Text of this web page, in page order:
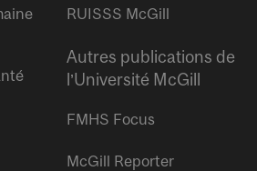
RUISSS McGill
Autres publications de
l’Université McGill
FMHS Focus
McGill Reporter